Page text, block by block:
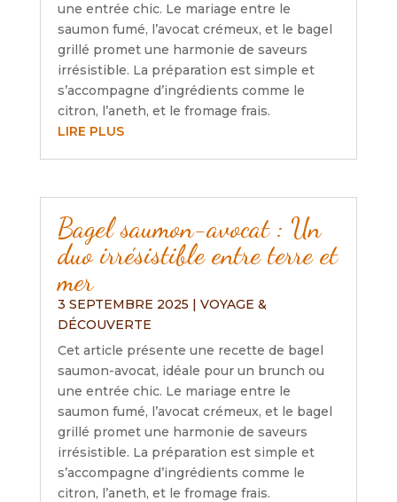
une entrée chic. Le mariage entre le
saumon fumé, l’avocat crémeux, et le bagel
grillé promet une harmonie de saveurs
irrésistible. La préparation est simple et
s’accompagne d’ingrédients comme le
citron, l’aneth, et le fromage frais.
LIRE PLUS
Bagel saumon-avocat : Un
duo irrésistible entre terre et
mer
3 SEPTEMBRE 2025 | VOYAGE &
DÉCOUVERTE
Cet article présente une recette de bagel
saumon-avocat, idéale pour un brunch ou
une entrée chic. Le mariage entre le
saumon fumé, l’avocat crémeux, et le bagel
grillé promet une harmonie de saveurs
irrésistible. La préparation est simple et
s’accompagne d’ingrédients comme le
citron, l’aneth, et le fromage frais.